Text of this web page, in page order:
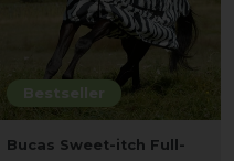
Bestseller
Bucas Sweet-itch Full-